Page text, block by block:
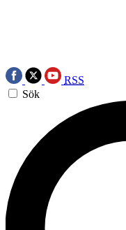
RSS
Sök